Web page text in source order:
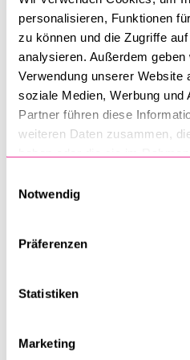
personalisieren, Funktionen
zu können und die Zugriffe
analysieren. Außerdem
Verwendung unserer Website
soziale Medien, Werbung und
Partner führen diese
weiteren Daten zusammen,
Notwendig
Präferenzen
Statistiken
Marketing
FÜR WELCHES SCHNUPPERSEMINAR
*
Ethnologie: Kann man sich
lassen?
Ethnologie: Was ist schön?
Ethnologie: Vom Dschungel
Dschungel des Internets:
Ethnologen?
Ungleichheiten
Geschichte: Geschichte der
Jüdische Studien/Judaistik:
Kultur